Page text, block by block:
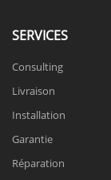
SERVICES
Consulting
Livraison
Installation
Garantie
Réparation